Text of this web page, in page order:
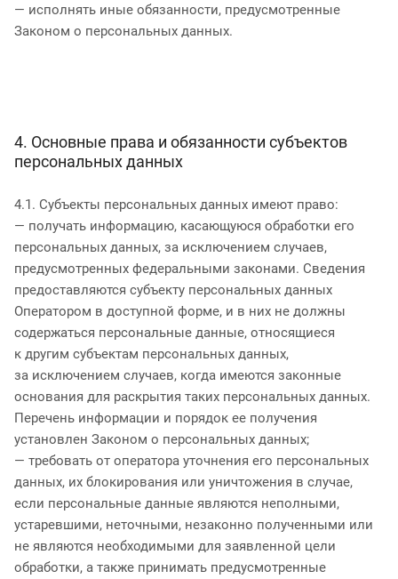
— исполнять иные обязанности, предусмотренные
Законом о персональных данных.
4. Основные права и обязанности субъектов
персональных данных
4.1. Субъекты персональных данных имеют право:
— получать информацию, касающуюся обработки его
персональных данных, за исключением случаев,
предусмотренных федеральными законами. Сведения
предоставляются субъекту персональных данных
Оператором в доступной форме, и в них не должны
содержаться персональные данные, относящиеся
к другим субъектам персональных данных,
за исключением случаев, когда имеются законные
основания для раскрытия таких персональных данных.
Перечень информации и порядок ее получения
установлен Законом о персональных данных;
— требовать от оператора уточнения его персональных
данных, их блокирования или уничтожения в случае,
если персональные данные являются неполными,
устаревшими, неточными, незаконно полученными или
не являются необходимыми для заявленной цели
обработки, а также принимать предусмотренные